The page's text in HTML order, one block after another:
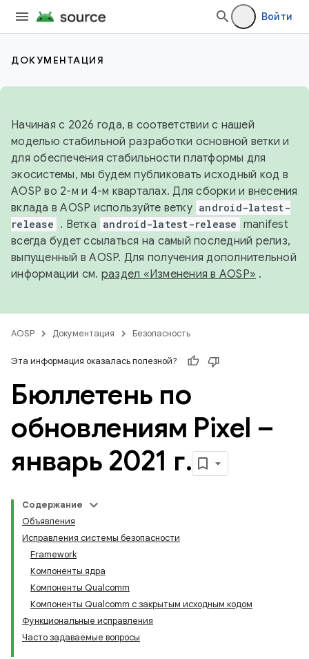
Войти
ДОКУМЕНТАЦИЯ
Начиная с 2026 года, в соответствии с нашей
моделью стабильной разработки основной ветки и
для обеспечения стабильности платформы для
экосистемы, мы будем публиковать исходный код в
AOSP во 2-м и 4-м кварталах. Для сборки и внесения
вклада в AOSP используйте ветку android-latest-
release . Ветка android-latest-release manifest
всегда будет ссылаться на самый последний релиз,
выпущенный в AOSP. Для получения дополнительной
информации см. раздел «Изменения в AOSP» .
AOSP Документация Безопасность
Эта информация оказалась полезной?
Бюллетень по
обновлениям Pixel –
январь 2021 г.
Содержание
Объявления
Исправления системы безопасности
Framework
Компоненты ядра
Компоненты Qualcomm
Компоненты Qualcomm с закрытым исходным кодом
Функциональные исправления
Часто задаваемые вопросы